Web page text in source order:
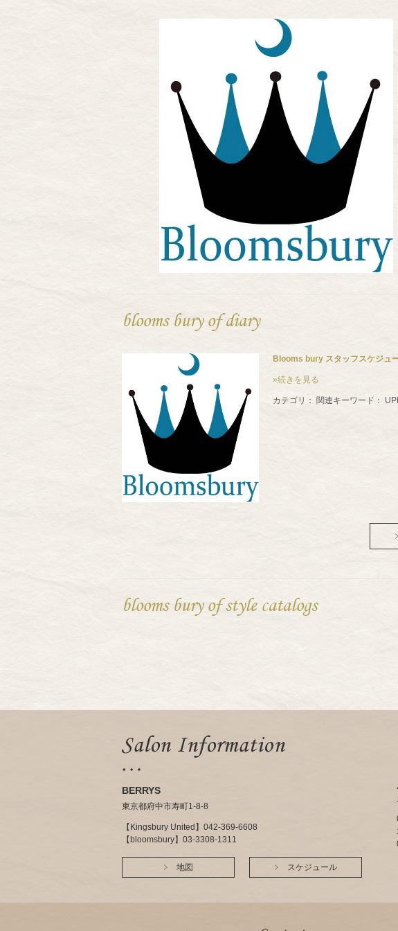
blooms bury of diary
Blooms bury スタッフスケジュ
»続きを見る
カテゴリ： 関連キーワード：
blooms bury of style catalogs
BERRYS
東京都府中市寿町1-8-8
【Kingsbury United】042-369-6608
【bloomsbury】03-3308-1311
地図 スケジュール